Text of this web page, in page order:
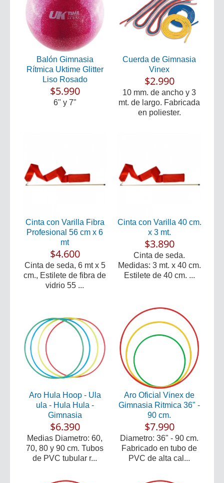
Balón Gimnasia
Rítmica Uktime Glitter
Liso Rosado
$5.990
6" y 7"
Cuerda de Gimnasia
Vinex
$2.990
10 mm. de ancho y 3
mt. de largo. Fabricada
en poliester.
Cinta con Varilla Fibra
Profesional 56 cm x 6
mt
$4.600
Cinta de seda, 6 mt x 5
cm., Estilete de fibra de
vidrio 55 ...
Cinta con Varilla 40 cm.
x 3 mt.
$3.890
Cinta de seda.
Medidas: 3 mt. x 40 cm.
Estilete de 40 cm. ...
Aro Hula Hoop - Ula
ula - Hula Hula -
Gimnasia
$6.390
Medias Diametro: 60,
70, 80 y 90 cm. Tubos
de PVC tubular r...
Aro Oficial Vinex de
Gimnasia Ritmica 36" -
90 cm.
$7.990
Diametro: 36" - 90 cm.
Fabricado en tubo de
PVC de alta cal...